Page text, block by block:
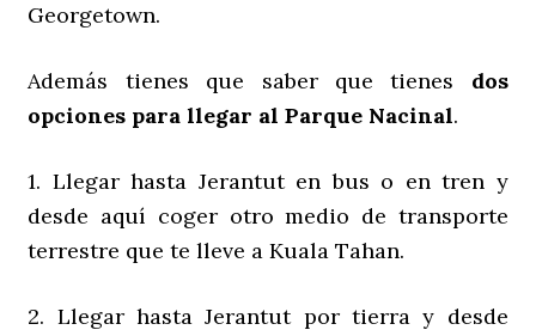
Georgetown.
Además tienes que saber que tienes dos
opciones para llegar al Parque Nacinal.
1. Llegar hasta Jerantut en bus o en tren y
desde aquí coger otro medio de transporte
terrestre que te lleve a Kuala Tahan.
2. Llegar hasta Jerantut por tierra y desde